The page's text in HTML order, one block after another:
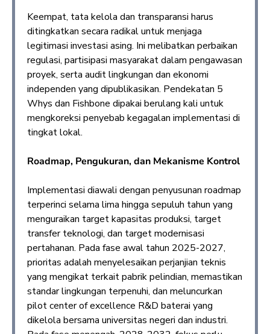
Keempat, tata kelola dan transparansi harus
ditingkatkan secara radikal untuk menjaga
legitimasi investasi asing. Ini melibatkan perbaikan
regulasi, partisipasi masyarakat dalam pengawasan
proyek, serta audit lingkungan dan ekonomi
independen yang dipublikasikan. Pendekatan 5
Whys dan Fishbone dipakai berulang kali untuk
mengkoreksi penyebab kegagalan implementasi di
tingkat lokal.
Roadmap, Pengukuran, dan Mekanisme Kontrol
Implementasi diawali dengan penyusunan roadmap
terperinci selama lima hingga sepuluh tahun yang
menguraikan target kapasitas produksi, target
transfer teknologi, dan target modernisasi
pertahanan. Pada fase awal tahun 2025-2027,
prioritas adalah menyelesaikan perjanjian teknis
yang mengikat terkait pabrik pelindian, memastikan
standar lingkungan terpenuhi, dan meluncurkan
pilot center of excellence R&D baterai yang
dikelola bersama universitas negeri dan industri.